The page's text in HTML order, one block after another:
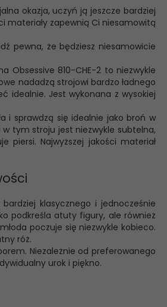
okazja, uczyń ją jeszcze bardziej
materiały zapewnią Ci niesamowitą
pewna, że będziesz niesamowicie
Obsessive 810-CHE-2 to niezwykle
nadadzą strojowi bardzo ładnego
idealnie. Jest wykonana z wysokiej
i sprawdzą się idealnie jako broń w
tym stroju jest niezwykle subtelna,
piersi. Najwyższej jakości materiał
klasycznego i jednocześnie
podkreśla atuty figury, ale również
poczuje się niezwykle kobieco.
róż.
Niezależnie od preferowanego
urok i piękno.